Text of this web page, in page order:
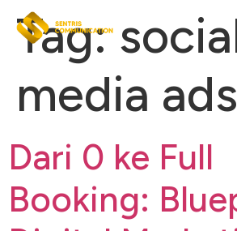
Tag:
media ads
Dari 0 ke Full
Booking: